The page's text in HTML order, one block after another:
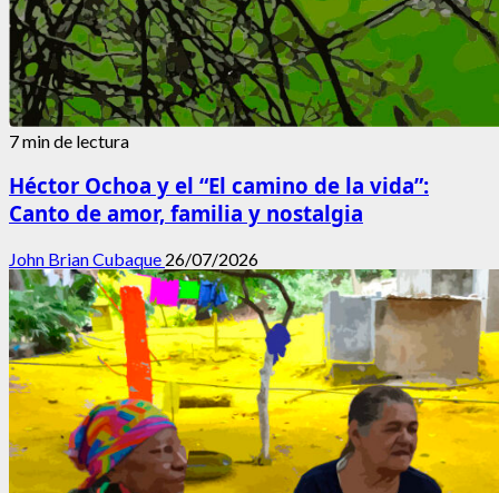
7 min de lectura
Héctor Ochoa y el “El camino de la vida”:
Canto de amor, familia y nostalgia
John Brian Cubaque 26/07/2026